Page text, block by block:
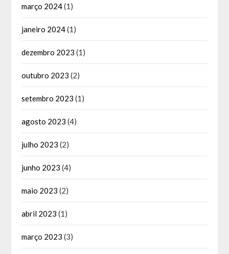
março 2024(1)
janeiro 2024(1)
dezembro 2023 (1)
outubro 2023 (2)
setembro 2023 (1)
agosto 2023 (4)
julho 2023 (2)
junho 2023 (4)
maio 2023 (2)
abril 2023 (1)
março 2023 (3)